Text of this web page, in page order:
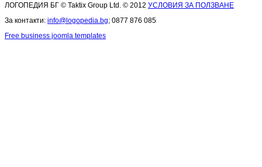
ЛОГОПЕДИЯ БГ © Taktix Group Ltd. © 2012 УСЛОВИЯ ЗА ПОЛЗВАНЕ
За контакти: info@logopedia.bg; 0877 876 085
Free business joomla templates